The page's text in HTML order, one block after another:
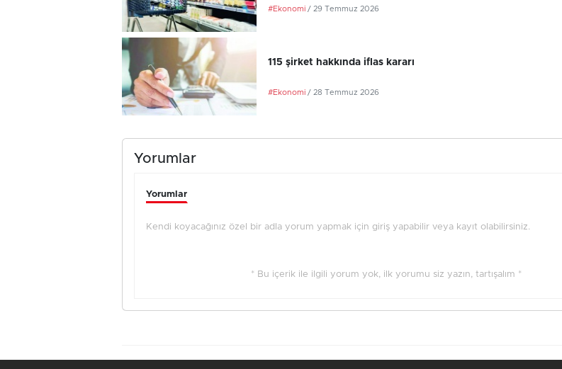
#Ekonomi / 29 Temmuz 2026
115 şirket hakkında iflas kararı
#Ekonomi / 28 Temmuz 2026
Yorumlar
Yorumlar
Kendi koyacağınız özel bir adla yorum yapmak için giriş yapabilir veya kayıt olabilirsiniz.
* Bu içerik ile ilgili yorum yok, ilk yorumu siz yazın, tartışalım *